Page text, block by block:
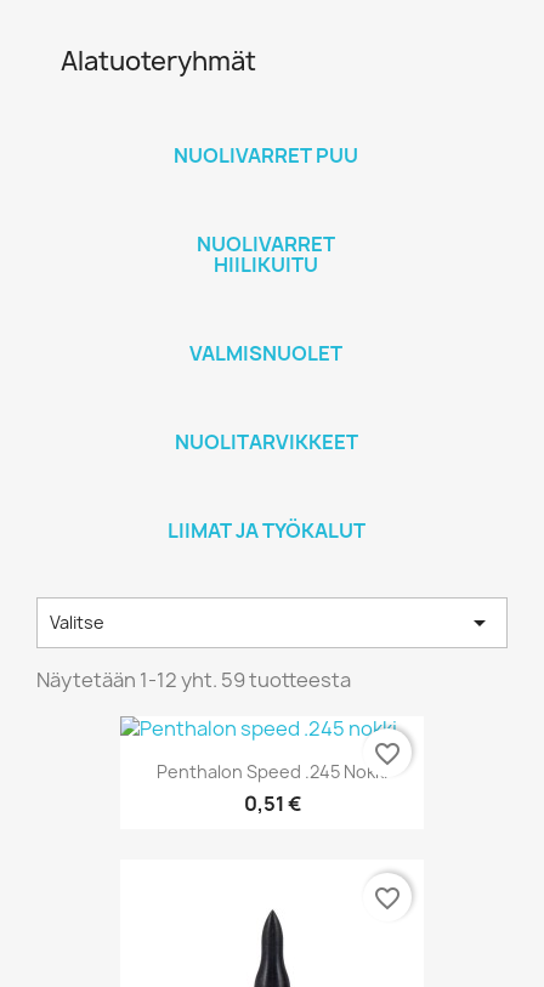
Alatuoteryhmät
NUOLIVARRET PUU
NUOLIVARRET
HIILIKUITU
VALMISNUOLET
NUOLITARVIKKEET
LIIMAT JA TYÖKALUT
Valitse 
Näytetään 1-12 yht. 59 tuotteesta
Penthalon Speed .245 Nokki
0,51 €
favorite_border
favorite_border